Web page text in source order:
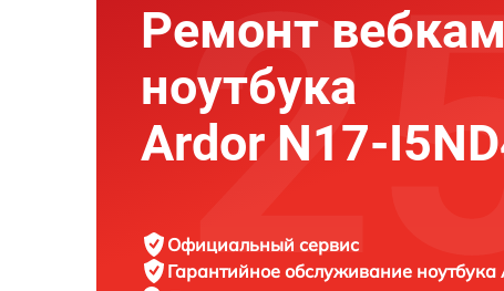
Ремонт
ноутбука
Ardor N17-
Официальный сервис
Гарантийное обслуживание ноутбука